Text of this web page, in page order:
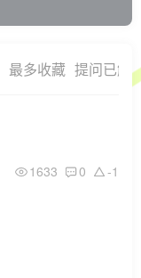
最多收藏 提问已解
1633 0 -1